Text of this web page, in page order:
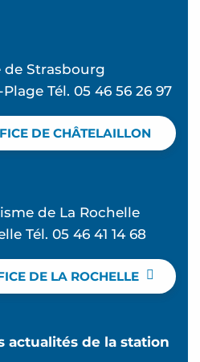
de Strasbourg
Tél. 05 46 56 26 97
DE CHÂTELAILLON
de La Rochelle
Tél. 05 46 41 14 68
DE LA ROCHELLE
actualités de la station